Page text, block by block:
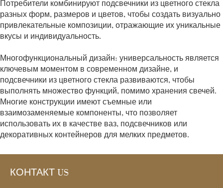
Потребители комбинируют подсвечники из цветного стекла
разных форм, размеров и цветов, чтобы создать визуально
привлекательные композиции, отражающие их уникальные
вкусы и индивидуальность.
Многофункциональный дизайн: универсальность является
ключевым моментом в современном дизайне, и
подсвечники из цветного стекла развиваются, чтобы
выполнять множество функций, помимо хранения свечей.
Многие конструкции имеют съемные или
взаимозаменяемые компоненты, что позволяет
использовать их в качестве ваз, подсвечников или
декоративных контейнеров для мелких предметов.
КОНТАКТ US